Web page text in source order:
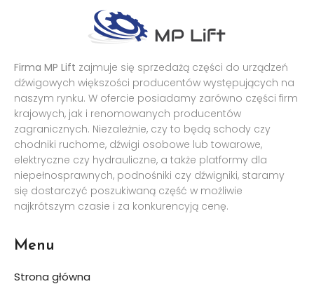
Firma MP Lift zajmuje się sprzedażą części do urządzeń
dźwigowych większości producentów występujących na
naszym rynku. W ofercie posiadamy zarówno części firm
krajowych, jak i renomowanych producentów
zagranicznych. Niezależnie, czy to będą schody czy
chodniki ruchome, dźwigi osobowe lub towarowe,
elektryczne czy hydrauliczne, a także platformy dla
niepełnosprawnych, podnośniki czy dźwigniki, staramy
się dostarczyć poszukiwaną część w możliwie
najkrótszym czasie i za konkurencyją cenę.
Menu
Strona główna